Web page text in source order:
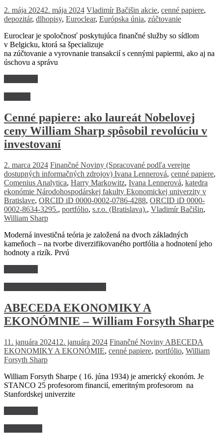
2. mája 20242. mája 2024 Vladimír Bačišin akcie, cenné papiere,
depozitár, dlhopisy, Euroclear, Európska únia, zúčtovanie
Euroclear je spoločnosť poskytujúca finančné služby so sídlom
v Belgicku, ktorá sa špecializuje
na zúčtovanie a vyrovnanie transakcií s cennými papiermi, ako aj na
úschovu a správu
Cenné papiere: ako laureát Nobelovej
ceny William Sharp spôsobil revolúciu v
investovaní
2. marca 2024 Finančné Noviny (Spracované podľa verejne
dostupných informačných zdrojov) Ivana Lennerová, cenné papiere,
Comenius Analytica, Harry Markowitz, Ivana Lennerová, katedra
ekonómie Národohospodárskej fakulty Ekonomickej univerzity v
Bratislave, ORCID iD 0000-0002-0786-4288, ORCID iD 0000-
0002-8634-3295., portfólio, s.r.o. (Bratislava)., Vladimír Bačišin,
William Sharp
Moderná investičná teória je založená na dvoch základných
kameňoch – na tvorbe diverzifikovaného portfólia a hodnotení jeho
hodnoty a rizík. Prvú
ABECEDA EKONOMIKY A
EKONÓMNIE – William Forsyth Sharpe
11. januára 202412. januára 2024 Finančné Noviny ABECEDA
EKONOMIKY A EKONÓMIE, cenné papiere, portfólio, William
Forsyth Sharp
William Forsyth Sharpe ( 16. júna 1934) je americký ekonóm. Je
STANCO 25 profesorom financií, emeritným profesorom na
Stanfordskej univerzite